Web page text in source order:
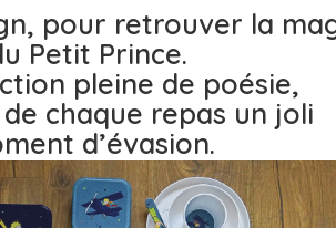
pour retrouver la
Petit Prince.
pleine de poésie,
chaque repas un joli
d’évasion.